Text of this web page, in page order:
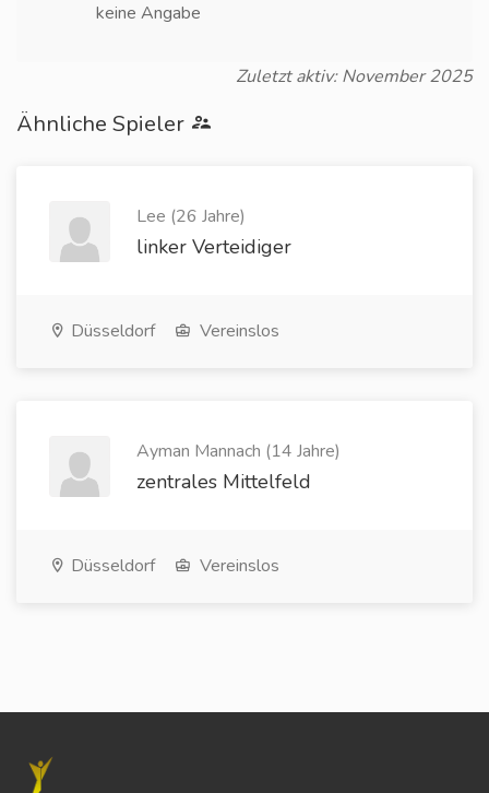
keine Angabe
Zuletzt aktiv: November 2025
Ähnliche Spieler
Lee (26 Jahre)
linker Verteidiger
Düsseldorf Vereinslos
Ayman Mannach (14 Jahre)
zentrales Mittelfeld
Düsseldorf Vereinslos